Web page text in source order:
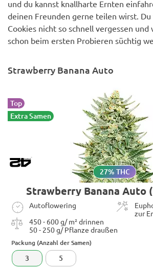
deinen Freunden gerne teilen wirst.
Cookies nicht so schnell vergessen und
schon beim ersten Probieren süchtig
Strawberry Banana Auto
Top
Extra Samen
27% THC
Strawberry Banana Auto
Autoflowering
zur
450 - 600 g/ m² drinnen
50 - 250 g/ Pflanze draußen
Packung (Anzahl der Samen)
3 5